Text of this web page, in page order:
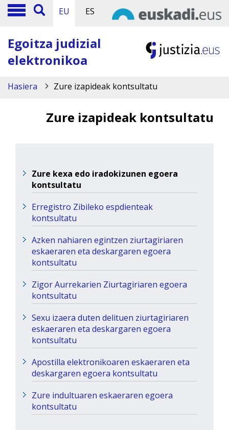
EU ES
Egoitza judizial
elektronikoa
Hasiera Zure izapideak kontsultatu
Zure izapideak kontsultatu
Zure kexa edo iradokizunen egoera
kontsultatu
Erregistro Zibileko espdienteak
kontsultatu
Azken nahiaren egintzen ziurtagiriaren
eskaeraren eta deskargaren egoera
kontsultatu
Zigor Aurrekarien Ziurtagiriaren egoera
kontsultatu
Sexu izaera duten delituen ziurtagiriaren
eskaeraren eta deskargaren egoera
kontsultatu
Apostilla elektronikoaren eskaeraren eta
deskargaren egoera kontsultatu
Zure indultuaren eskaeraren egoera
kontsultatu